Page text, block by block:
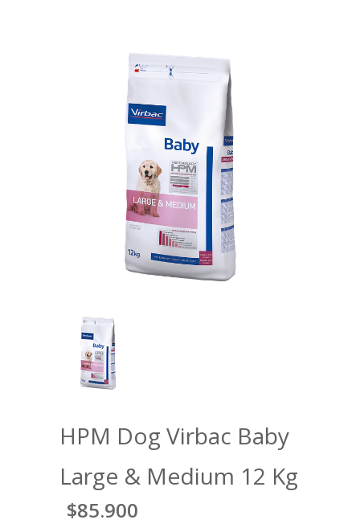
HPM Dog Virbac Baby
Large & Medium 12 Kg
$85.900